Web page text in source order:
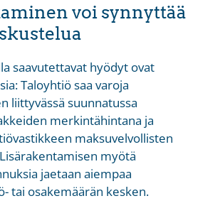
voi synnyttää
saavutettavat hyödyt ovat
Taloyhtiö saa varoja
liittyvässä suunnatussa
merkintähintana ja
maksuvelvollisten
myötä
jaetaan aiempaa
tai osakemäärän kesken.